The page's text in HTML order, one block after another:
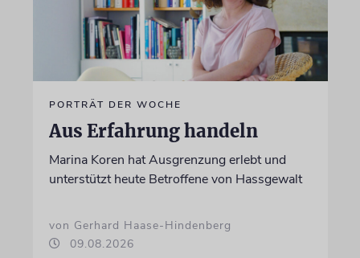
PORTRÄT DER WOCHE
Aus Erfahrung handeln
Marina Koren hat Ausgrenzung erlebt und
unterstützt heute Betroffene von Hassgewalt
von Gerhard Haase-Hindenberg
09.08.2026